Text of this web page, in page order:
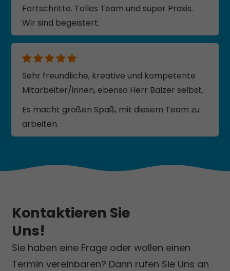
Fortschritte. Tolles Team und super Praxis.
Wir sind begeistert.
Sehr freundliche, kreative und kompetente
Mitarbeiter/innen, ebenso Herr Balzer selbst.
Es macht großen Spaß, mit diesem Team zu
arbeiten.
Kontaktieren Sie
Uns!
Sie haben eine Frage oder wollen einen
Termin vereinbaren? Dann rufen Sie Uns an